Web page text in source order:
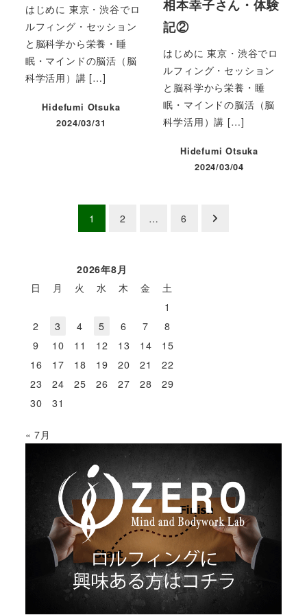
はじめに 東京・渋谷でロ
ルフィング・セッション
と脳科学から栄養・睡
眠・マインドの脳活（脳
科学活用）講 […]
Hidefumi Otsuka
投稿日
2024/03/31
相本幸子さん・体験
記②
はじめに 東京・渋谷でロ
ルフィング・セッション
と脳科学から栄養・睡
眠・マインドの脳活（脳
科学活用）講 […]
Hidefumi Otsuka
投稿日
2024/03/04
ー
ジ
送
り
1 2 … 6
2026年8月
日
月 火 水 木 金
土
1
2
3 4 5 6 7
8
9
10 11 12 13 14
15
16
17 18 19 20 21
22
23
24 25 26 27 28
29
30
31
« 7月